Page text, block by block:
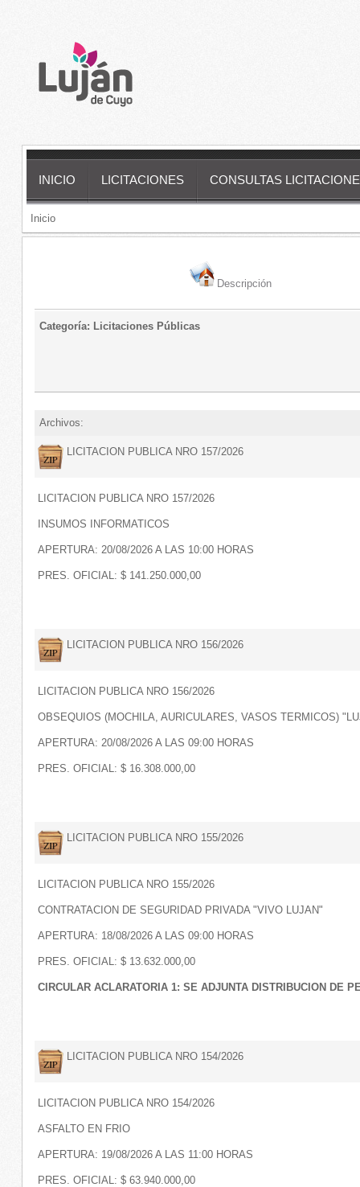
INICIO LICITACIONES CONSULTAS
Inicio
Descripción
Categoría: Licitaciones Públicas
Archivos:
LICITACION PUBLICA NRO 157/2026
LICITACION PUBLICA NRO 157/2026
INSUMOS INFORMATICOS
APERTURA: 20/08/2026 A LAS 10:00 HORAS
PRES. OFICIAL: $ 141.250.000,00
LICITACION PUBLICA NRO 156/2026
LICITACION PUBLICA NRO 156/2026
OBSEQUIOS (MOCHILA, AURICULARES, VASOS TERMICOS)
APERTURA: 20/08/2026 A LAS 09:00 HORAS
PRES. OFICIAL: $ 16.308.000,00
LICITACION PUBLICA NRO 155/2026
LICITACION PUBLICA NRO 155/2026
CONTRATACION DE SEGURIDAD PRIVADA "VIVO LUJAN"
APERTURA: 18/08/2026 A LAS 09:00 HORAS
PRES. OFICIAL: $ 13.632.000,00
CIRCULAR ACLARATORIA 1: SE ADJUNTA DISTRIBUCION DE
LICITACION PUBLICA NRO 154/2026
LICITACION PUBLICA NRO 154/2026
ASFALTO EN FRIO
APERTURA: 19/08/2026 A LAS 11:00 HORAS
PRES. OFICIAL: $ 63.940.000,00